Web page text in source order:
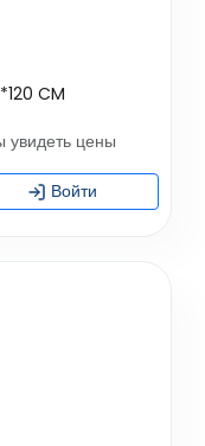
CM
увидеть цены
Войти